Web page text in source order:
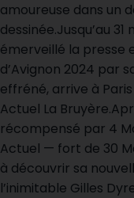
amoureuse dans un
dessinée.Jusqu’au
émerveillé la presse
d’Avignon 2024 par
effréné, arrive à
Actuel La
récompensé par 4
Actuel — fort de 30
à découvrir sa
l’inimitable Gilles